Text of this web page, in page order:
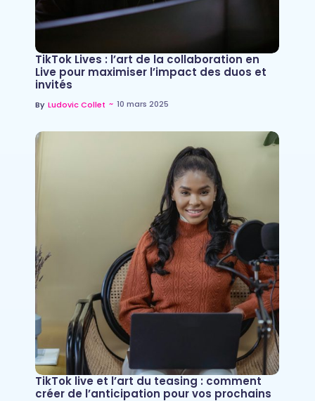
TikTok Lives : l’art de la collaboration en
Live pour maximiser l’impact des duos et
invités
By Ludovic Collet ~ 10 mars 2025
TikTok live et l’art du teasing : comment
créer de l’anticipation pour vos prochains